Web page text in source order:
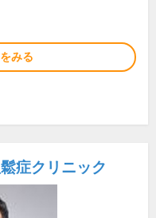
みる
症クリニック